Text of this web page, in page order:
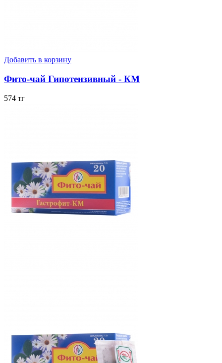
Добавить в корзину
Фито-чай Гипотензивный - КМ
574 тг